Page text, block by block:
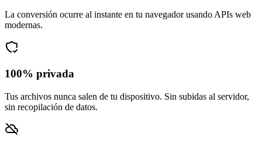
La conversión ocurre al instante en tu navegador usando APIs web
modernas.
100% privada
Tus archivos nunca salen de tu dispositivo. Sin subidas al servidor,
sin recopilación de datos.